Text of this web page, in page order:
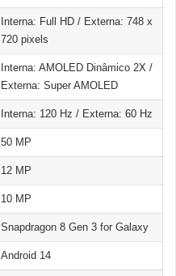
Interna: Full HD / Externa: 748 x
720 pixels
Interna: AMOLED Dinâmico 2X /
Externa: Super AMOLED
Interna: 120 Hz / Externa: 60 Hz
50 MP
12 MP
10 MP
Snapdragon 8 Gen 3 for Galaxy
Android 14